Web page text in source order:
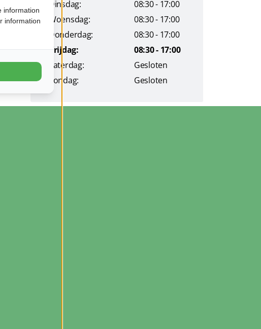
Dinsdag:
08:30 - 17:00
Woensdag:
08:30 - 17:00
Donderdag:
08:30 - 17:00
Vrijdag:
08:30 - 17:00
Zaterdag:
Gesloten
Zondag:
Gesloten
information
information